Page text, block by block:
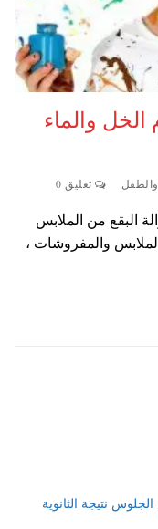
الخل والماء
تعليق 0
البقع من الملابس
والمفروشات ،
الثالث الثانوي 2026 برقم الجلوس نتيجة الثانوية